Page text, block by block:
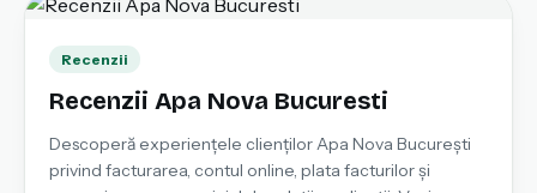
Recenzii
Recenzii Apa Nova Bucuresti
Descoperă experiențele clienților Apa Nova București
privind facturarea, contul online, plata facturilor și